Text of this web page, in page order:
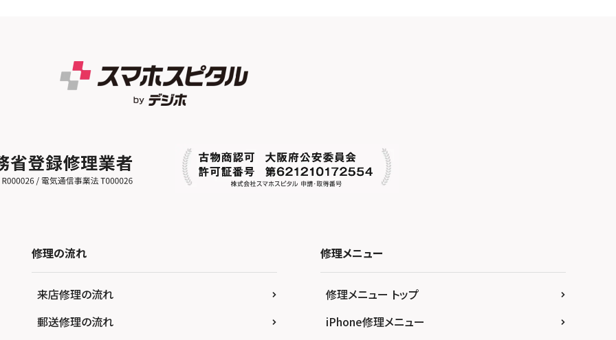
修理の流れ
来店修理の流れ
郵送修理の流れ
修理メニュー
修理メニュー トップ
iPhone修理メニュー